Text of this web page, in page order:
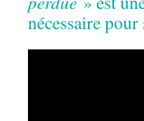
nécessaire